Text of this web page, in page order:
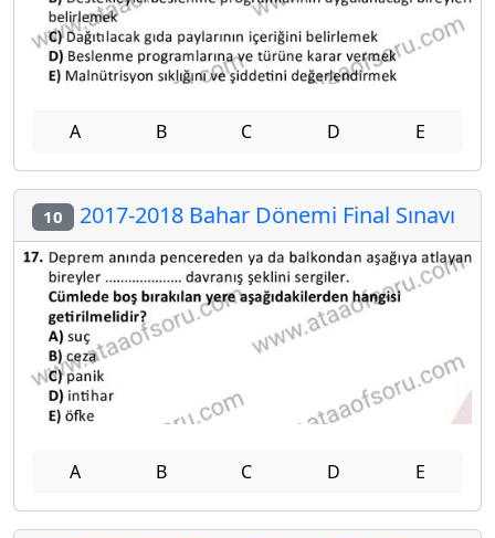
A B C D E
10 2017-2018 Bahar Dönemi Final Sınavı
A B C D E